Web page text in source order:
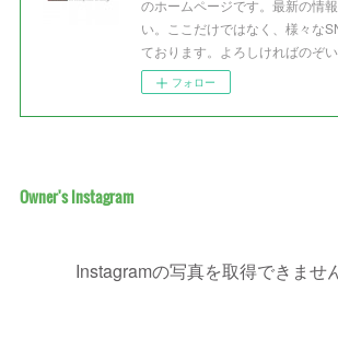
のホームページです。最新の情
い。ここだけではなく、様々な
ております。よろしければのぞい
フォロー
Owner's Instagram
Instagramの写真を取得できませ